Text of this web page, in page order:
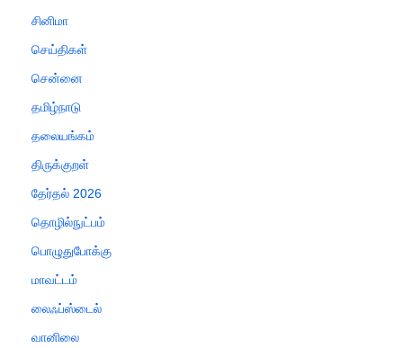
சினிமா
செய்திகள்
சென்னை
தமிழ்நாடு
தலையங்கம்
திருக்குறள்
தேர்தல் 2026
தொழில்நுட்பம்
பொழுதுபோக்கு
மாவட்டம்
லைஃப்ஸ்டைல்
வானிலை